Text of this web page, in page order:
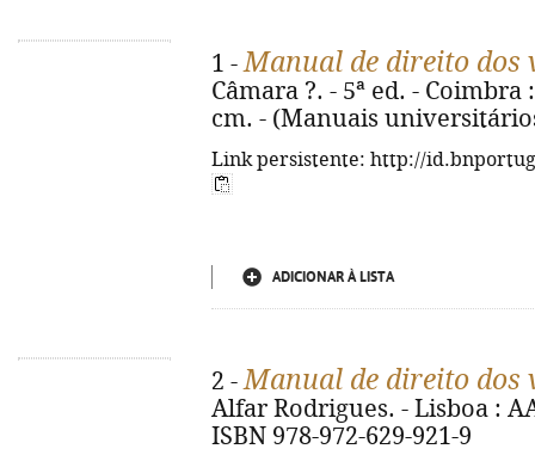
1 -Manual de direito
Câmara ?. - 5ª ed. -
cm. - (Manuais
Link persistente: http://
ADICIONAR À LISTA
2 -Manual de direito
Alfar Rodrigues. - Lisboa :
ISBN 978-972-629-921-9